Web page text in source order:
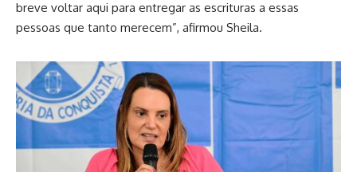
breve voltar aqui para entregar as escrituras a essas
pessoas que tanto merecem”, afirmou Sheila.